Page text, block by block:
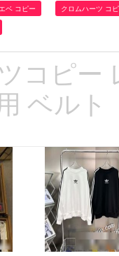
ベ コピー クロムハーツ コ
コピー
ベルト